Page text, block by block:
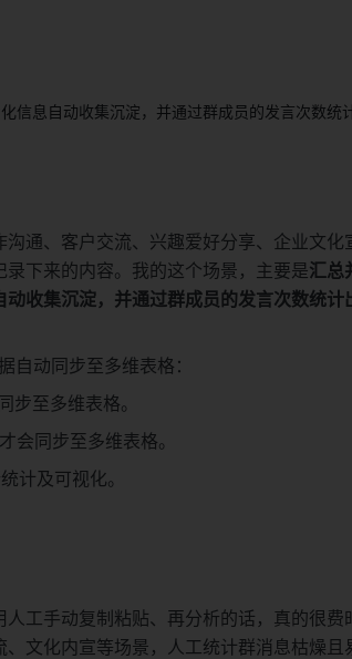
信息自动收集沉淀，并通过群成员的发言次数统
通、客户交流、兴趣爱好分享、企业文化
下来的内容。我的这个场景，主要是汇总
收集沉淀，并通过群成员的发言次数统计
自动同步至多维表格：
步至多维表格。
会同步至多维表格。
计及可视化。
工手动复制粘贴、再分析的话，真的很费
文化内宣等场景，人工统计群消息枯燥且